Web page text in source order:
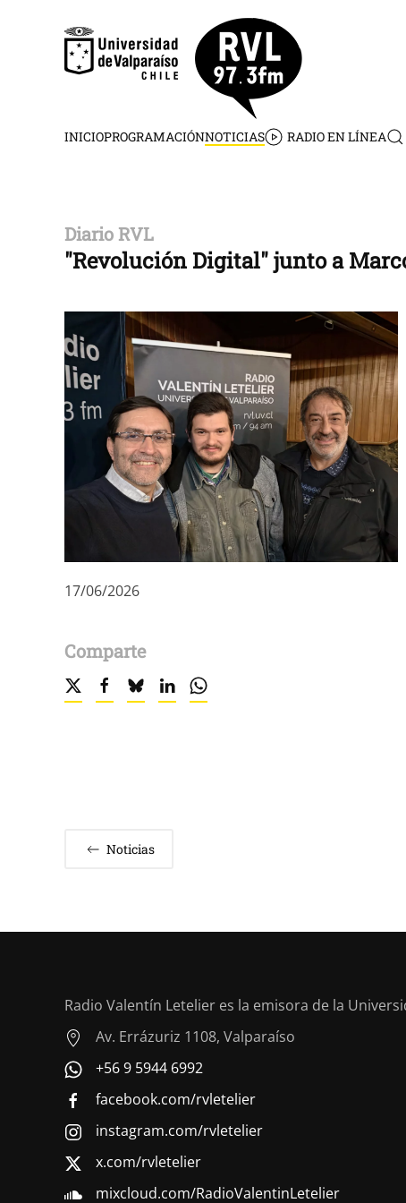
Skip to main content
INICIOPROGRAMACIÓNNOTICIAS RADIO EN LÍNEA
Diario RVL
"Revolución Digital" junto a
17/06/2026
Comparte
Noticias
Radio Valentín Letelier es la emisora de la
Av. Errázuriz 1108, Valparaíso
+56 9 5944 6992
facebook.com/rvletelier
instagram.com/rvletelier
x.com/rvletelier
mixcloud.com/RadioValentinLetelier